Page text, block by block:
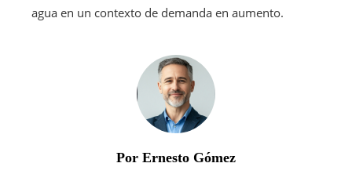
agua en un contexto de demanda en aumento.
Por Ernesto Gómez